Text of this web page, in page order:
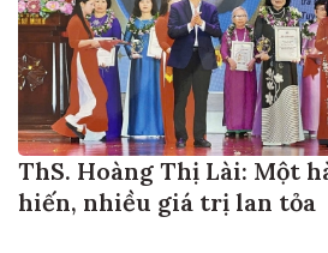
ThS. Hoàng Thị Lài: Một
hiến, nhiều giá trị lan tỏa